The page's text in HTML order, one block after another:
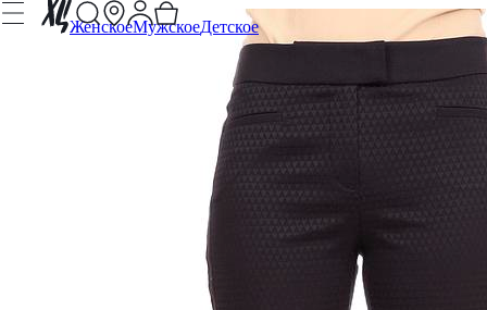
ЖенскоеМужскоеДетское